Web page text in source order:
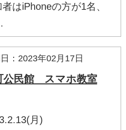
はiPhoneの方が1名、
：2023年02月17日
公民館 スマホ教室
月)